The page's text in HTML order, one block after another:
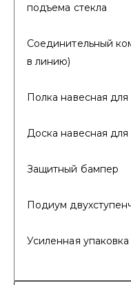
подъема стекла
Соединительный
в линию)
Полка навесная
Доска навесная для
Защитный бампер
Подиум
Усиленная упаковка